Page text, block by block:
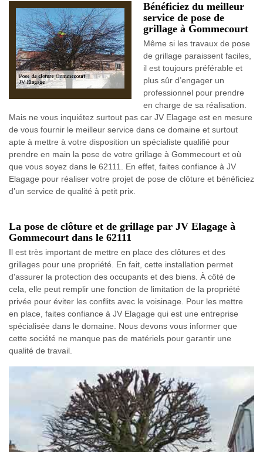
Bénéficiez du meilleur
service de pose de
grillage à Gommecourt
Même si les travaux de pose
de grillage paraissent faciles,
il est toujours préférable et
plus sûr d’engager un
professionnel pour prendre
en charge de sa réalisation.
Mais ne vous inquiétez surtout pas car JV Elagage est en mesure
de vous fournir le meilleur service dans ce domaine et surtout
apte à mettre à votre disposition un spécialiste qualifié pour
prendre en main la pose de votre grillage à Gommecourt et où
que vous soyez dans le 62111. En effet, faites confiance à JV
Elagage pour réaliser votre projet de pose de clôture et bénéficiez
d’un service de qualité à petit prix.
La pose de clôture et de grillage par JV Elagage à
Gommecourt dans le 62111
Il est très important de mettre en place des clôtures et des
grillages pour une propriété. En fait, cette installation permet
d'assurer la protection des occupants et des biens. À côté de
cela, elle peut remplir une fonction de limitation de la propriété
privée pour éviter les conflits avec le voisinage. Pour les mettre
en place, faites confiance à JV Elagage qui est une entreprise
spécialisée dans le domaine. Nous devons vous informer que
cette société ne manque pas de matériels pour garantir une
qualité de travail.